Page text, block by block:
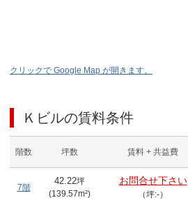
クリックで Google Map が開きます。
Ｋビルの賃料条件
階数 坪数 賃料 + 共益費
7階
42.22坪
(139.57m²)
お問合せ下さい
（坪:-）